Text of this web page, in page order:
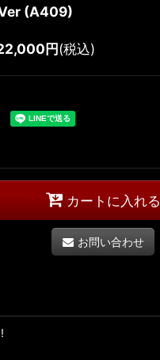
(A409)
円(税込)
カートに入れる
お問い合わせ